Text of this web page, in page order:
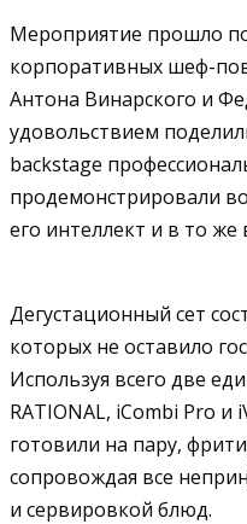
Мероприятие прошло
корпоративных шеф-
Антона Винарского и
удовольствием
backstage
продемонстрировали
его интеллект и в то же
Дегустационный сет
которых не оставило
Используя всего две
RATIONAL, iCombi Pro
готовили на пару,
сопровождая все
и сервировкой блюд.